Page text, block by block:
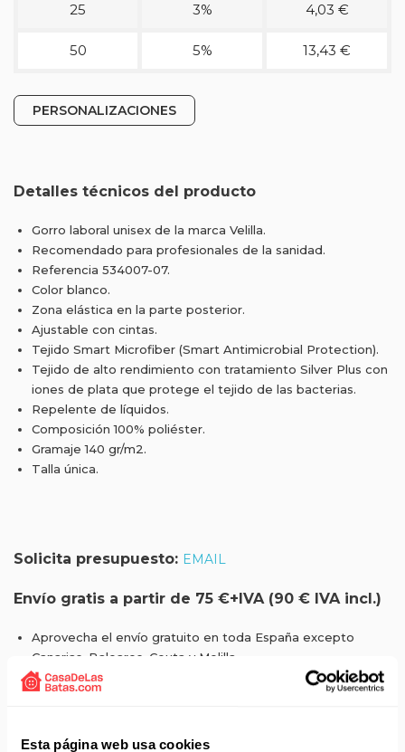
Esta página web usa cookies
25 3% 4,03 €
50 5% 13,43 €
PERSONALIZACIONES
Detalles técnicos del producto
Gorro laboral unisex de la marca Velilla.
Recomendado para profesionales de la sanidad.
Referencia 534007-07.
Color blanco.
Zona elástica en la parte posterior.
Ajustable con cintas.
Tejido Smart Microfiber (Smart Antimicrobial Protection).
Tejido de alto rendimiento con tratamiento Silver Plus con
iones de plata que protege el tejido de las bacterias.
Repelente de líquidos.
Composición 100% poliéster.
Gramaje 140 gr/m2.
Talla única.
Solicita presupuesto: EMAIL
Envío gratis a partir de 75 €+IVA (90 € IVA incl.)
Aprovecha el envío gratuito en toda España excepto
Canarias, Baleares, Ceuta y Melilla.
ENVÍOS EN AGOSTO